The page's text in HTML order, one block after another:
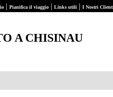
| Pianifica il viaggio | Links utili | I Nostri
A CHISINAU